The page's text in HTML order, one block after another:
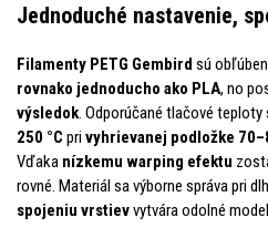
Jednoduché nastavenie,
Filamenty PETG Gembird sú
rovnako jednoducho ako PLA, no
výsledok. Odporúčané tlačové
250 °C pri vyhrievanej podložke
Vďaka nízkemu warping efektu
rovné. Materiál sa výborne správa pri
spojeniu vrstievvytvára odolné